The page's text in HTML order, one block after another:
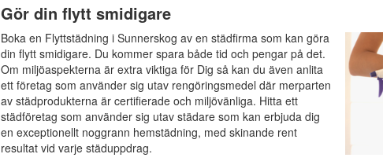
Gör din flytt smidigare
Boka en Flyttstädning i Sunnerskog av en städfirma som kan göra
din flytt smidigare. Du kommer spara både tid och pengar på det.
Om miljöaspekterna är extra viktiga för Dig så kan du även anlita
ett företag som använder sig utav rengöringsmedel där merparten
av städprodukterna är certifierade och miljövänliga. Hitta ett
städföretag som använder sig utav städare som kan erbjuda dig
en exceptionellt noggrann hemstädning, med skinande rent
resultat vid varje städuppdrag.